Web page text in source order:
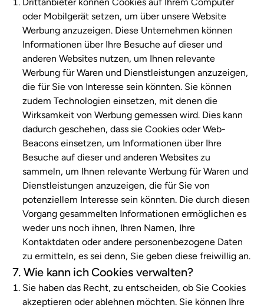
oder Mobilgerät setzen, um über unsere Website
Werbung anzuzeigen. Diese Unternehmen können
Informationen über Ihre Besuche auf dieser und
anderen Websites nutzen, um Ihnen relevante
Werbung für Waren und Dienstleistungen anzuzeigen,
die für Sie von Interesse sein könnten. Sie können
zudem Technologien einsetzen, mit denen die
Wirksamkeit von Werbung gemessen wird. Dies kann
dadurch geschehen, dass sie Cookies oder Web-
Beacons einsetzen, um Informationen über Ihre
Besuche auf dieser und anderen Websites zu
sammeln, um Ihnen relevante Werbung für Waren und
Dienstleistungen anzuzeigen, die für Sie von
potenziellem Interesse sein könnten. Die durch diesen
Vorgang gesammelten Informationen ermöglichen es
weder uns noch ihnen, Ihren Namen, Ihre
Kontaktdaten oder andere personenbezogene Daten
zu ermitteln, es sei denn, Sie geben diese freiwillig an.
7. Wie kann ich Cookies verwalten?
Sie haben das Recht, zu entscheiden, ob Sie Cookies
akzeptieren oder ablehnen möchten. Sie können Ihre